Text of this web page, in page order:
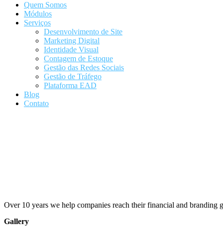
Quem Somos
Módulos
Serviços
Desenvolvimento de Site
Marketing Digital
Identidade Visual
Contagem de Estoque
Gestão das Redes Sociais
Gestão de Tráfego
Plataforma EAD
Blog
Contato
Over 10 years we help companies reach their financial and
Gallery